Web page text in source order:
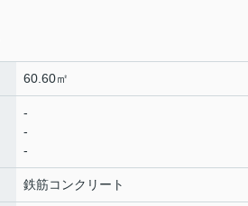
60.60㎡
-
-
-
鉄筋コンクリート